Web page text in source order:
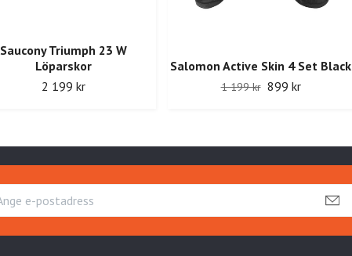
Saucony Triumph 23 W
Löparskor
2 199 kr
Salomon Active Skin 4 Set Black
1 199 kr 899 kr